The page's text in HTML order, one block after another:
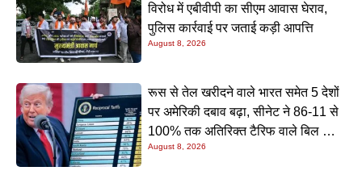
विरोध में एबीवीपी का सीएम आवास घेराव,
पुलिस कार्रवाई पर जताई कड़ी आपत्ति
August 8, 2026
रूस से तेल खरीदने वाले भारत समेत 5 देशों
पर अमेरिकी दबाव बढ़ा, सीनेट ने 86-11 से
100% तक अतिरिक्त टैरिफ वाले बिल को
दी मंजूरी; अभी लागू नहीं हुआ शुल्क
August 8, 2026